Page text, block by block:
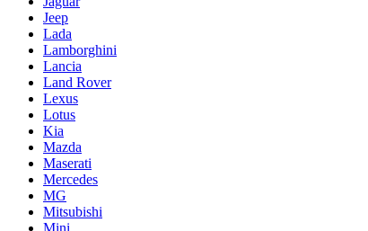
Jeep
Lada
Lamborghini
Lancia
Land Rover
Lexus
Lotus
Kia
Mazda
Maserati
Mercedes
MG
Mitsubishi
Mini